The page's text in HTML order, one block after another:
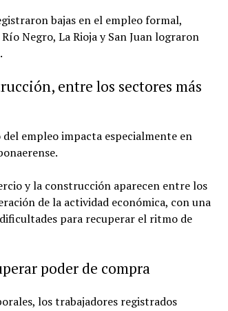
bajas en el empleo formal,
Negro, La Rioja y San Juan lograron
entre los sectores más
empleo impacta especialmente en
y la construcción aparecen entre los
de la actividad económica, con una
para recuperar el ritmo de
poder de compra
los trabajadores registrados